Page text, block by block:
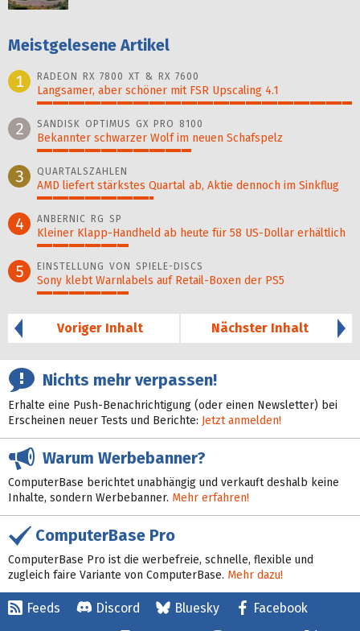
Meistgelesene Artikel
1
RADEON RX 7800 XT & RX 7600
Langsamer, aber schöner mit FSR Upscaling 4.1
2 SANDISK OPTIMUS GX PRO 8100
Bekannter schwarzer Wolf im neuen Schafspelz
3 QUARTALSZAHLEN
AMD liefert stärkstes Quartal ab, Aktie dennoch im Sinkflug
4 ANBERNIC RG SP
Kleiner Klapp-Hand­held ab heute für 58 US-Dollar er­hält­lich
5 EINSTELLUNG VON SPIELE-DISCS
Sony klebt Warnlabels auf Retail-Boxen der PS5
Voriger Inhalt
Nächster Inhalt
Nichts mehr verpassen!
Erhalte eine Push-Benachrichtigung (oder einen Newsletter) bei
Erscheinen neuer Tests und Berichte: Jetzt anmelden!
Warum Werbebanner?
ComputerBase berichtet unabhängig und verkauft deshalb keine
Inhalte, sondern Werbebanner. Mehr erfahren!
ComputerBase Pro
ComputerBase Pro ist die werbefreie, schnelle, flexible und
zugleich faire Variante von ComputerBase. Mehr dazu!
Feeds Discord Bluesky
Facebook